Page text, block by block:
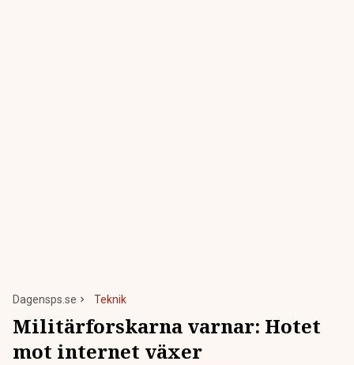
Dagensps.se Teknik
Militärforskarna varnar: Hotet
mot internet växer